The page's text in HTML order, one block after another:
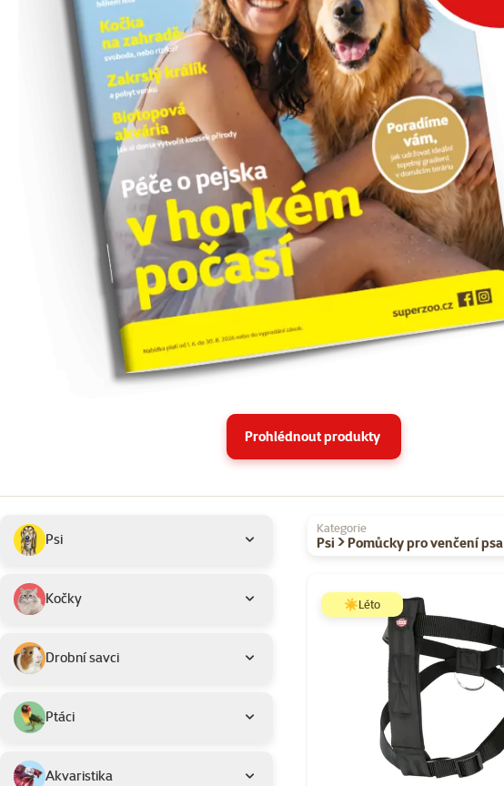
Prohlédnout produkty
Podkategorie
Psi
Kočky
Drobní savci
Ptáci
Akvaristika
Vybrané filtry
Kategorie
Psi > Pomůcky pro venčení psa
☀️Léto